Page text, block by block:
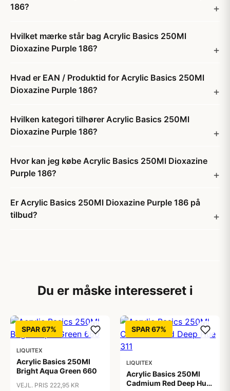
186?
Hvilket mærke står bag Acrylic Basics 250Ml
Dioxazine Purple 186?
Hvad er EAN / Produktid for Acrylic Basics 250Ml
Dioxazine Purple 186?
Hvilken kategori tilhører Acrylic Basics 250Ml
Dioxazine Purple 186?
Hvor kan jeg købe Acrylic Basics 250Ml Dioxazine
Purple 186?
Er Acrylic Basics 250Ml Dioxazine Purple 186 på
tilbud?
Du er måske interesseret i
SPAR 67%
LIQUITEX
Acrylic Basics 250Ml
Bright Aqua Green 660
VEJL. PRIS 222,95 KR
SPAR 67%
LIQUITEX
Acrylic Basics 250Ml
Cadmium Red Deep Hue